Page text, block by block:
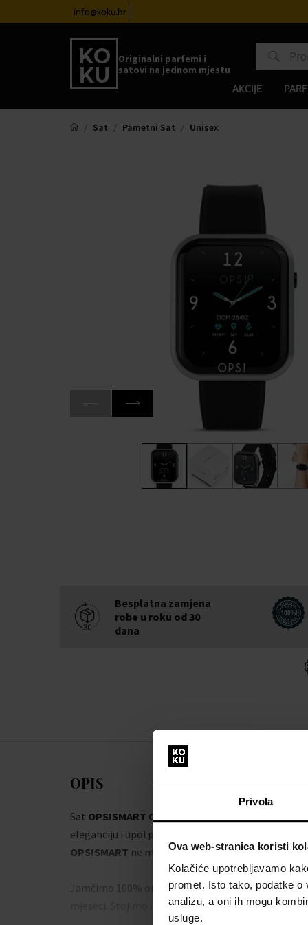
Privola
Ova web-stranica koristi
Kolačiće upotrebljavamo
promet. Isto tako, podatke
analizu, a oni ih mogu
usluge.
info@koku.hr
Originalni parfemi i
satovi na jednom mjestu
AKCIJE
Sat Pametni Sat Unisex
Besplatna zamjena
robe u roku od 30
dana
OPIS
Sat OPS!SMART OPSSW-10 Call Smartwatch
eleganciju i upotpuni vaš stil. Uz kvalitetnu izradu
OPS!SMART ne morate se brinuti da ćete
Jamčimo 100% originalnost robe i besplatnu
mjeseci. Stojimo iza proizvoda u našoj ponudi.